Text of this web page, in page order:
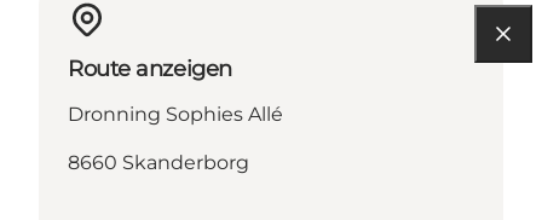
Route anzeigen
Dronning Sophies Allé
8660 Skanderborg